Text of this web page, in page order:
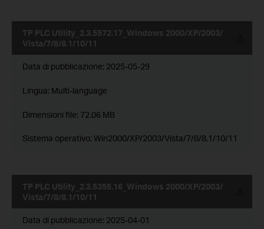
TP PLC Utility_2.3.5572.17_Windows 2000/XP/2003/
Vista/7/8/8.1/10/11
Data di pubblicazione: 2025-05-29
Lingua: Multi-language
Dimensioni file: 72.06 MB
Sistema operativo: Win2000/XP/2003/Vista/7/8/8.1/10/11
TP PLC Utility_2.3.5355.16_Windows 2000/XP/2003/
Vista/7/8/8.1/10/11
Data di pubblicazione: 2025-04-01